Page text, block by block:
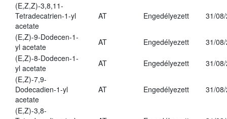
(E,Z,Z)-3,8,11-
Tetradecatrien-1-yl
acetate
AT Engedélyezett 31/
(E,Z)-9-Dodecen-1-
yl acetate
AT Engedélyezett
31/
(E,Z)-8-Dodecen-1-
yl acetate
AT Engedélyezett
31/
(E,Z)-7,9-
Dodecadien-1-yl
acetate
AT Engedélyezett 31/
(E,Z)-3,8-